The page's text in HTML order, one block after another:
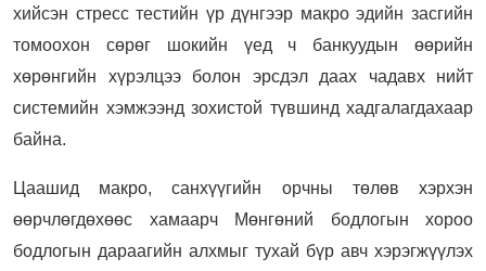
хийсэн стресс тестийн үр дүнгээр макро эдийн засгийн
томоохон сөрөг шокийн үед ч банкуудын өөрийн
хөрөнгийн хүрэлцээ болон эрсдэл даах чадавх нийт
системийн хэмжээнд зохистой түвшинд хадгалагдахаар
байна.
Цаашид макро, санхүүгийн орчны төлөв хэрхэн
өөрчлөгдөхөөс хамаарч Мөнгөний бодлогын хороо
бодлогын дараагийн алхмыг тухай бүр авч хэрэгжүүлэх